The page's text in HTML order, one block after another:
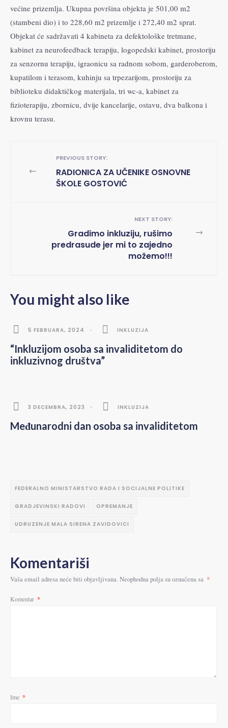
većine prizemlja. Ukupna površina objekta je 501,00 m2
(stambeni dio) i to 228,60 m2 prizemlje i 272,40 m2 sprat.
Objekat će sadržavati 4 kabineta za defektološke tretmane,
kabinet za neurofeedback terapiju, logopedski kabinet, prostoriju
za senzornu terapiju, igraonicu sa radnom sobom, garderoberom,
kupatilom i terasom, kuhinju sa trpezarijom, prostoriju za
biblioteku didaktičkog materijala, tri wc-a, kabinet za
fizioterapiju, zbornicu, dvije kancelarije, ostavu, dva balkona i
krovnu terasu.
←
PREVIOUS STORY:
RADIONICA ZA UČENIKE OSNOVNE
ŠKOLE GOSTOVIĆ
→
NEXT STORY:
Gradimo inkluziju, rušimo
predrasude jer mi to zajedno
možemo!!!
You might also like
5 FEBRUARA, 2024 • INKLUZIJA
“Inkluzijom osoba sa invaliditetom do
inkluzivnog društva”
3 DECEMBRA, 2023 • INKLUZIJA
Međunarodni dan osoba sa invaliditetom
FEDERALNO MINISTARSTVO RADA I SOCIJALNE POLITIKE
GRADJEVINSKI RADOVI OPREMANJE
UDRUZENJE MALA SIRENA ZAVIDOVICI
Komentariši
Vaša email adresa neće biti objavljivana. Neophodna polja su označena sa *
Komentar *
Ime *